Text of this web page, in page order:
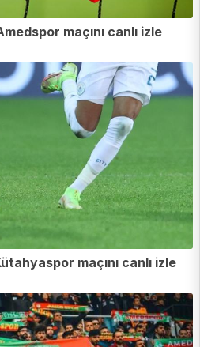
maçını canlı izle
maçını canlı izle